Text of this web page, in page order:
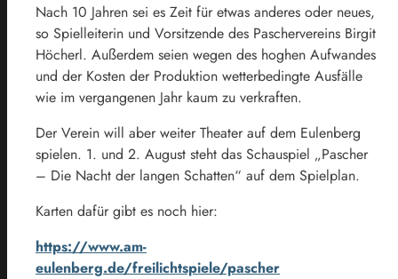
Nach 10 Jahren sei es Zeit für etwas anderes oder neues,
so Spielleiterin und Vorsitzende des Paschervereins Birgit
Höcherl. Außerdem seien wegen des hoghen Aufwandes
und der Kosten der Produktion wetterbedingte Ausfälle
wie im vergangenen Jahr kaum zu verkraften.
Der Verein will aber weiter Theater auf dem Eulenberg
spielen. 1. und 2. August steht das Schauspiel „Pascher
– Die Nacht der langen Schatten“ auf dem Spielplan.
Karten dafür gibt es noch hier:
https://www.am-
eulenberg.de/freilichtspiele/pascher